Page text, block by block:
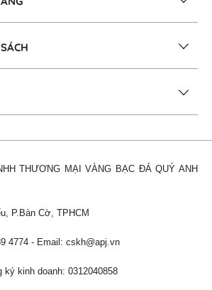
THƯƠNG MẠI VÀNG BẠC ĐÁ QUÝ ANH
P.Bàn Cờ, TPHCM
4774 - Email: cskh@apj.vn
ký kinh doanh: 0312040858